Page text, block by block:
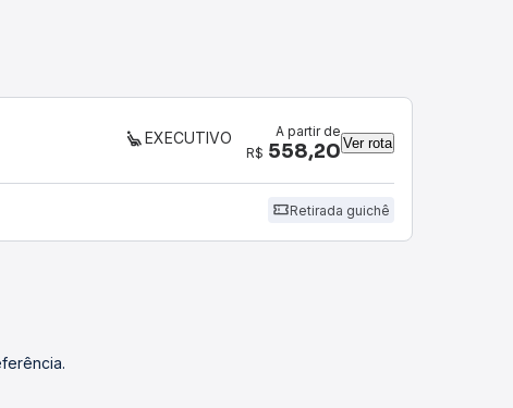
EXECUTIVO
A partir de
R$ 558,20 Ver rota
Retirada guichê